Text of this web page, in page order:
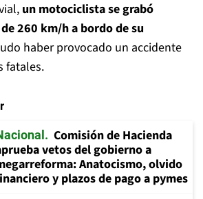
un motociclista se grabó
260 km/h a bordo de su
haber provocado un accidente
fatales.
Comisión de Hacienda
vetos del gobierno a
Anatocismo, olvido
y plazos de pago a pymes